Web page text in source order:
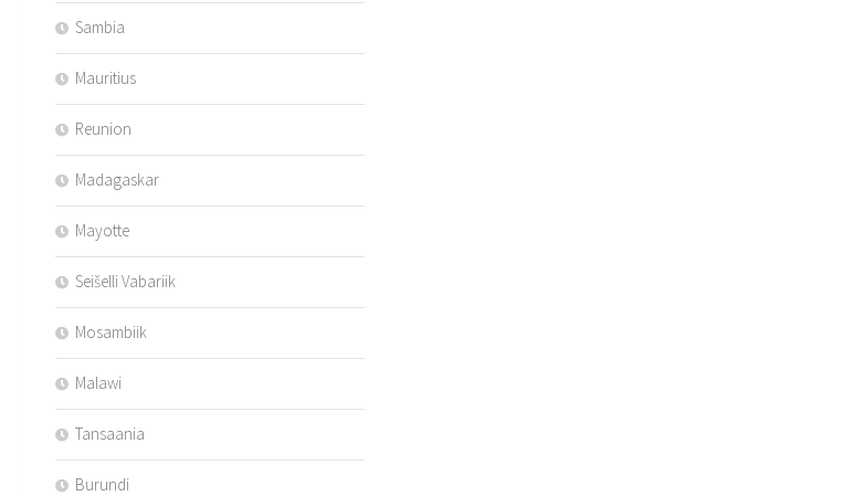
Sambia
Mauritius
Reunion
Madagaskar
Mayotte
Seišelli Vabariik
Mosambiik
Malawi
Tansaania
Burundi